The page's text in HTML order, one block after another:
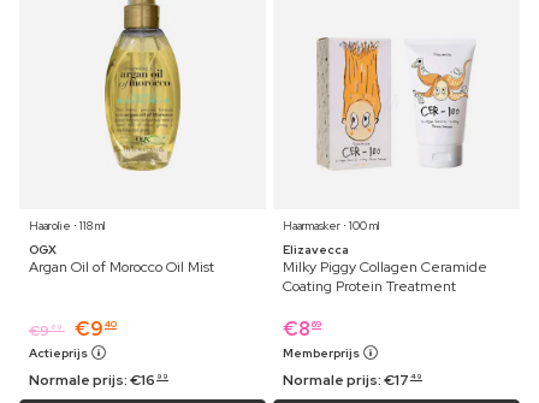
Haarolie ⋅ 118 ml
OGX
Argan Oil of Morocco Oil Mist
€9 69 €9 40
Actieprijs
Normale prijs:€16 99
Haarmasker ⋅ 100 ml
Elizavecca
Milky Piggy Collagen Ceramide
Coating Protein Treatment
€8 69
Memberprijs
Normale prijs:€17 49